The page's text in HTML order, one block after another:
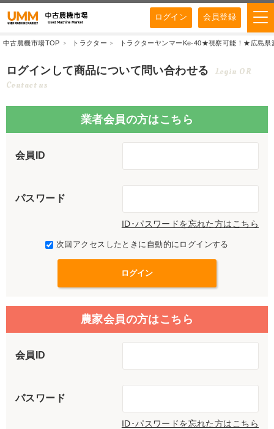
ログイン 会員登録
中古農機市場TOP トラクター トラクターヤンマーKe-40★視察可能！★広島県
ログインして商品について問い合わせる
Login OR
Contact us
業者会員の方はこちら
会員ID
パスワード
ID･パスワードを忘れた方はこちら
次回アクセスしたときに自動的にログインする
農家会員の方はこちら
会員ID
パスワード
ID･パスワードを忘れた方はこちら